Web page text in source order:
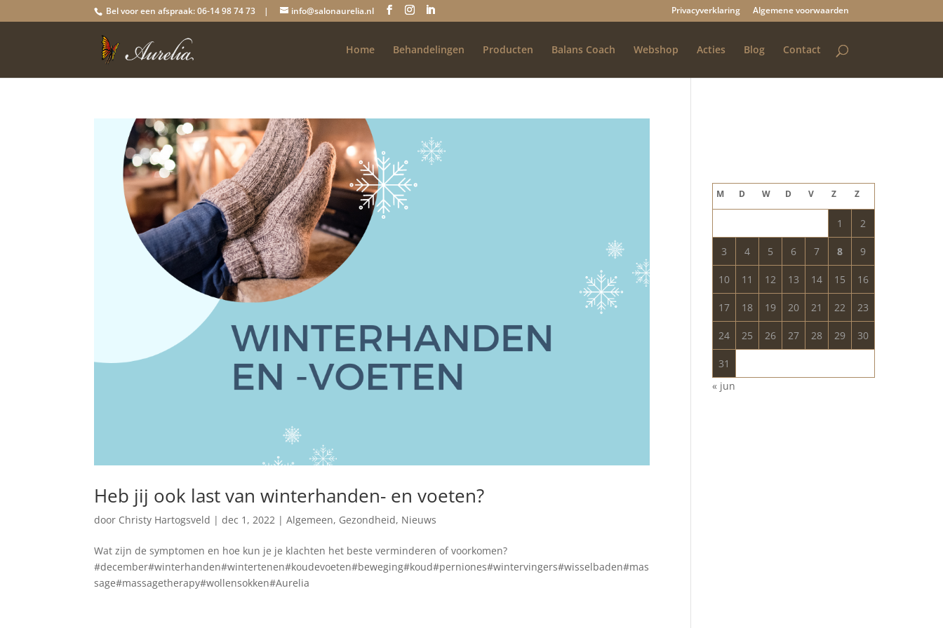
Bel voor een afspraak: 06-14 98 74 73 | info@salonaurelia.nl Privacyverklaring Algemene voorwaarden
Home Behandelingen Producten Balans Coach Webshop Acties Blog Contact
Heb jij ook last van winterhanden- en voeten?
door Christy Hartogsveld |dec 1, 2022 |Algemeen, Gezondheid, Nieuws
Wat zijn de symptomen en hoe kun je je klachten het beste verminderen of voorkomen?
#december#winterhanden#wintertenen#koudevoeten#beweging#koud#perniones#wintervingers#wisselbaden#mas
sage#massagetherapy#wollensokken#Aurelia
M D W D V Z Z
1 2
3 4 5 6 7 8 9
10 11 12 13 14 15 16
17 18 19 20 21 22 23
24 25 26 27 28 29 30
31
« jun